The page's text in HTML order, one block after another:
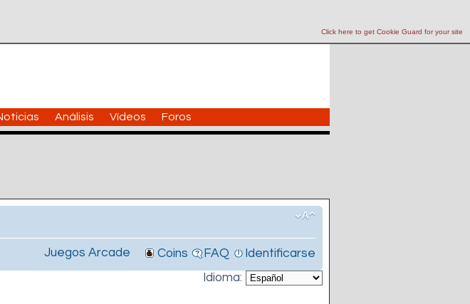
Click here to get Cookie Guard for your site
Análisis Vídeos Foros
Juegos Arcade Coins FAQ
Identificarse
Idioma: